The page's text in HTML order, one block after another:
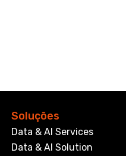
Soluções
Data & AI Services
Data & AI Solution